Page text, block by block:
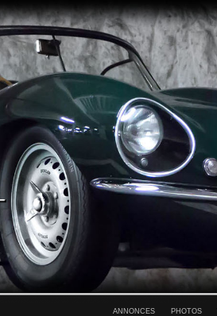
ANNONCES PHOTOS